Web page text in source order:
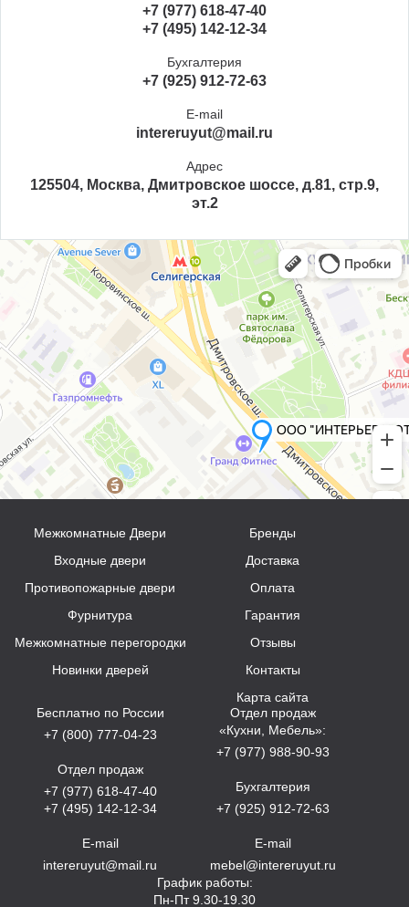
+7 (977) 618-47-40
+7 (495) 142-12-34
Бухгалтерия
+7 (925) 912-72-63
E-mail
intereruyut@mail.ru
Адрес
125504, Москва, Дмитровское шоссе, д.81, стр.9,
эт.2
Межкомнатные Двери
Входные двери
Противопожарные двери
Фурнитура
Межкомнатные перегородки
Новинки дверей
Бренды
Доставка
Оплата
Гарантия
Отзывы
Контакты
Карта сайта
Бесплатно по России
+7 (800) 777-04-23
Отдел продаж
+7 (977) 618-47-40
+7 (495) 142-12-34
E-mail
intereruyut@mail.ru
Отдел продаж
«Кухни, Мебель»:
+7 (977) 988-90-93
Бухгалтерия
+7 (925) 912-72-63
E-mail
mebel@intereruyut.ru
График работы:
Пн-Пт 9.30-19.30